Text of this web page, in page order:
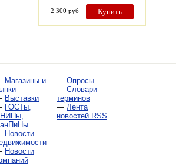
2 300 руб Купить
Магазины и
Выставки
ГОСТы,
Новости
Новости
— Опросы
— Словари
терминов
— Лента
новостей RSS